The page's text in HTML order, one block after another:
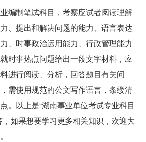
编制笔试科目，考察应试者阅读理解
、提出和解决问题的能力、语言表达
、时事政治运用能力、行政管理能力
时事热点问题给出一段文字材料，应
进行阅读、分析，回答题目有关问
需使用规范的公文写作语言，条缕清
。以上是“湖南事业单位考试专业科目
，如果想要学习更多相关知识，欢迎大